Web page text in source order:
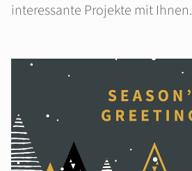
interessante Projekte mit Ihnen.